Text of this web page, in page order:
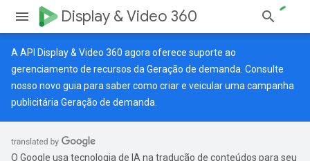
Display & Video 360
A API Display & Video 360 agora oferece suporte ao
gerenciamento de recursos da Geração de demanda. Consulte
nosso novo guia para saber como criar e veicular uma campanha
publicitária Geração de demanda.
O Google usa tecnologia de IA na tradução de conteúdos para seu